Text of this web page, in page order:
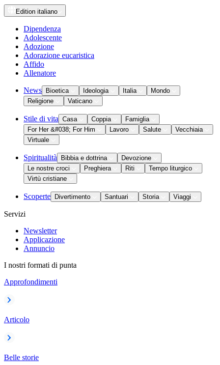
Edition italiano
Dipendenza
Adolescente
Adozione
Adorazione eucaristica
Affido
Allenatore
News Bioetica Ideologia Italia
Mondo
Religione
Vaticano
Stile di vita Casa Coppia
Famiglia
For Her &#038; For Him
Lavoro Salute
Vecchiaia
Virtuale
Spiritualità Bibbia e dottrina
Devozione
Le nostre croci
Preghiera Riti
Tempo liturgico
Virtù cristiane
Scoperte Divertimento Santuari Storia Viaggi
Servizi
Newsletter
Applicazione
Annuncio
I nostri formati di punta
Approfondimenti
Articolo
Belle storie